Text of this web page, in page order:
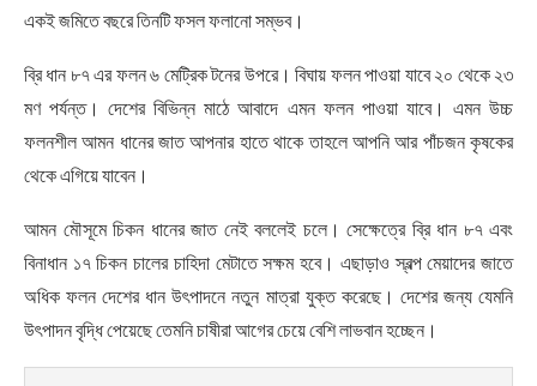
একই জমিতে বছরে তিনটি ফসল ফলানো সম্ভব।
ব্রি ধান ৮৭ এর ফলন ৬ মেট্রিক টনের উপরে। বিঘায় ফলন পাওয়া যাবে ২০ থেকে ২৩
মণ পর্যন্ত। দেশের বিভিন্ন মাঠে আবাদে এমন ফলন পাওয়া যাবে। এমন উচ্চ
ফলনশীল আমন ধানের জাত আপনার হাতে থাকে তাহলে আপনি আর পাঁচজন কৃষকের
থেকে এগিয়ে যাবেন।
আমন মৌসূমে চিকন ধানের জাত নেই বললেই চলে। সেক্ষেত্রে ব্রি ধান ৮৭ এবং
বিনাধান ১৭ চিকন চালের চাহিদা মেটাতে সক্ষম হবে। এছাড়াও স্বল্প মেয়াদের জাতে
অধিক ফলন দেশের ধান উৎপাদনে নতুন মাত্রা যুক্ত করেছে। দেশের জন্য যেমনি
উৎপাদন বৃদ্ধি পেয়েছে তেমনি চাষীরা আগের চেয়ে বেশি লাভবান হচ্ছেন।